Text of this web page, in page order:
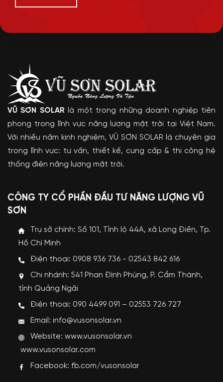
VŨ SƠN SOLAR là một trong những doanh nghiệp tiên
phong trong lĩnh vực năng lượng mặt trời tại Việt Nam.
Với nhiều năm kinh nghiệm, VŨ SƠN SOLAR là chuyên gia
trong lĩnh vực: tư vấn, thiết kế, cung cấp & thi công hệ
thống điện năng lượng mặt trời.
CÔNG TY CỔ PHẦN ĐẦU TƯ NĂNG LƯỢNG VŨ
SƠN
Trụ sở chính: Số 101, Tỉnh lộ 44A, xã Long Điền, Tp.
Hồ Chí Minh
Điện thoại: 0908 936 736 - 02543 842 616
Chi nhánh: 541 Phan Đình Phùng, P. Cẩm Thành,
tỉnh Quảng Ngãi
Điện thoại: 090 4499 091 – 02553 726 727
Email: info@vusonsolar.vn
Website:www.vusonsolar.vn
www.vusonsolar.com
Facebook: fb.com/vusonsolar